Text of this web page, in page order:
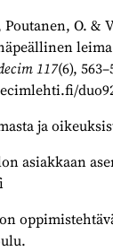
O. &
117(6),
ja
asiakkaan